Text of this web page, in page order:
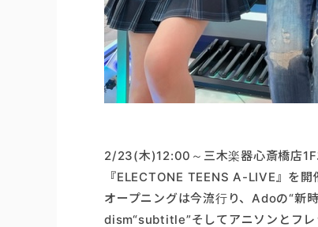
2/23(木)12:00～三木楽器心斎橋店1F
『ELECTONE TEENS A-LIVE』を開
オープニングは今流行り、Adoの“新
dism“subtitle”そしてアニソンとフレ